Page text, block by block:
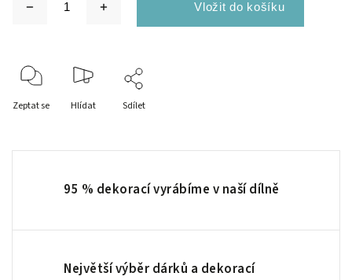
Zeptat se Hlídat Sdílet
95 % dekorací vyrábíme v naší dílně
Největší výběr dárků a dekorací